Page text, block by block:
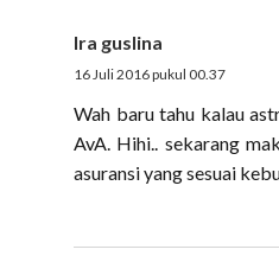
Ira guslina
16 Juli 2016 pukul 00.37
Wah baru tahu kalau
AvA. Hihi.. sekarang
asuransi yang sesuai